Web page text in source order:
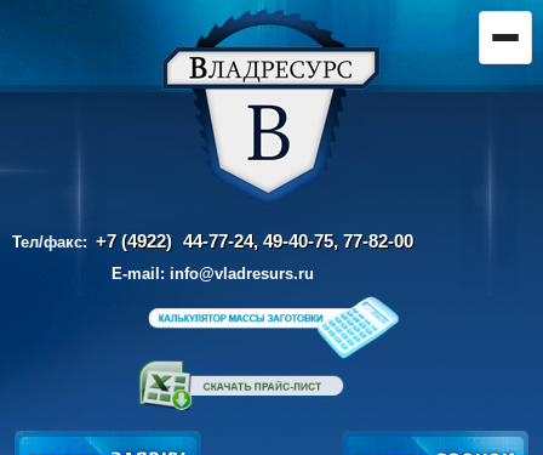
Тел/факс: +7 (4922) 44-77-24, 49-40-75, 77-82-00
E-mail: info@vladresurs.ru